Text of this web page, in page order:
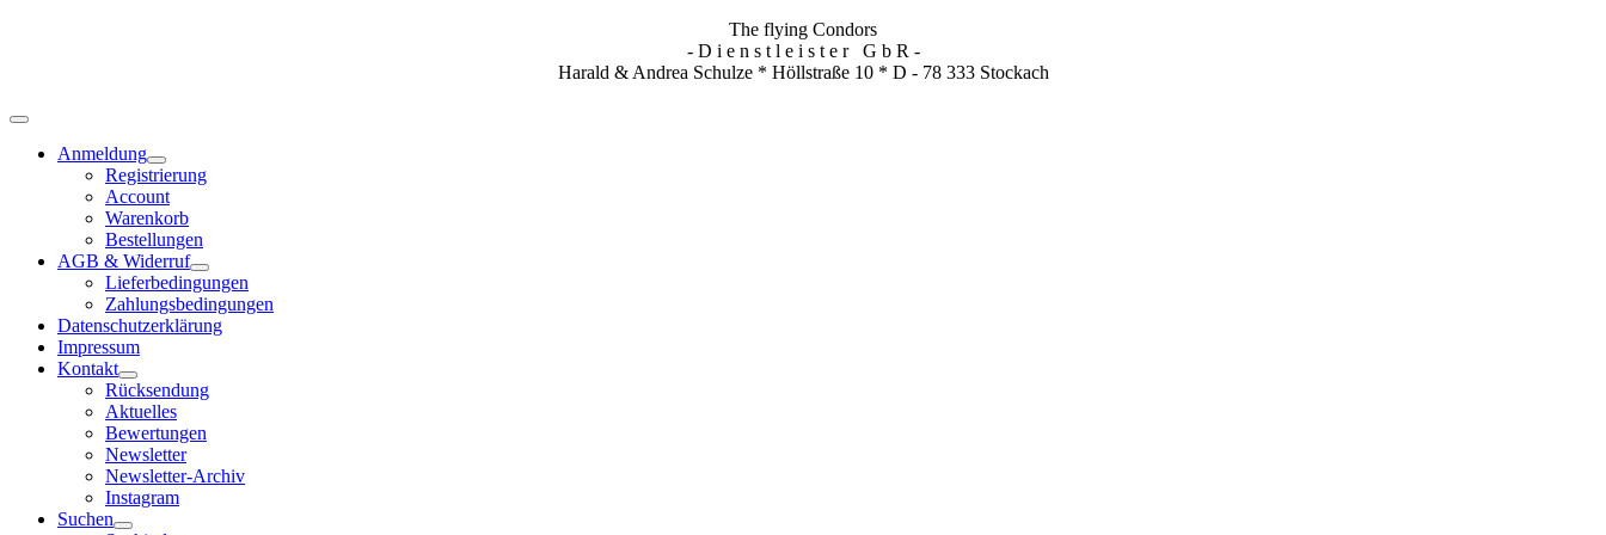
The flying Condors
- D i e n s t l e i s t e r G b R -
Harald & Andrea Schulze * Höllstraße 10 * D - 78 333 Stockach
Anmeldung
Registrierung
Account
Warenkorb
Bestellungen
AGB & Widerruf
Lieferbedingungen
Zahlungsbedingungen
Datenschutzerklärung
Impressum
Kontakt
Rücksendung
Aktuelles
Bewertungen
Newsletter
Newsletter-Archiv
Instagram
Suchen